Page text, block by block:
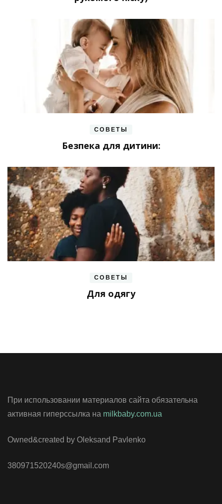
СОВЕТЫ
Безпека для дитини:
СОВЕТЫ
Для одягу
При использовании материалов сайта обязательна
активная гиперссылка на milkbaby.com.ua
Owned&created by Oleksand Pavlenko
380971520240s@gmail.com